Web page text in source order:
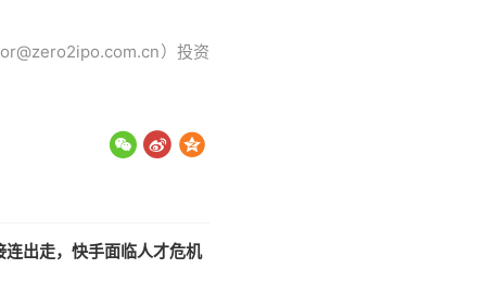
）投资
连出走，快手面临人才危机